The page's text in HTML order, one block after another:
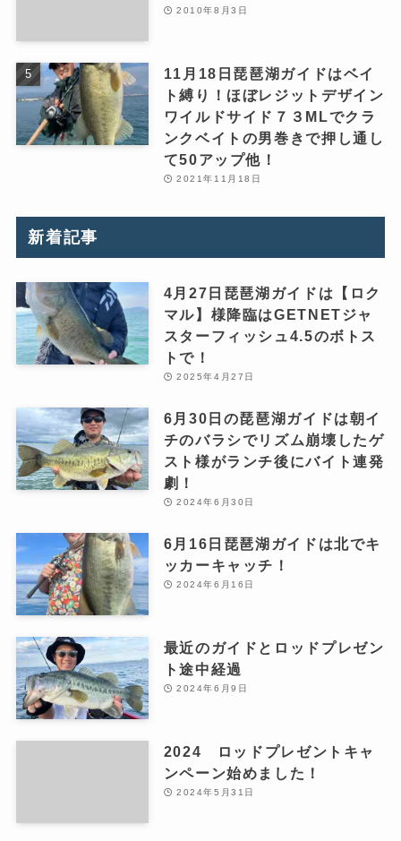
2010年8月3日
11月18日琵琶湖ガイドはベイ
ト縛り！ほぼレジットデザイン
ワイルドサイド７３MLでクラ
ンクベイトの男巻きで押し通し
て50アップ他！
2021年11月18日
新着記事
4月27日琵琶湖ガイドは【ロク
マル】様降臨はGETNETジャ
スターフィッシュ4.5のボトス
トで！
2025年4月27日
6月30日の琵琶湖ガイドは朝イ
チのバラシでリズム崩壊したゲ
スト様がランチ後にバイト連発
劇！
2024年6月30日
6月16日琵琶湖ガイドは北でキ
ッカーキャッチ！
2024年6月16日
最近のガイドとロッドプレゼン
ト途中経過
2024年6月9日
2024 ロッドプレゼントキャ
ンペーン始めました！
2024年5月31日